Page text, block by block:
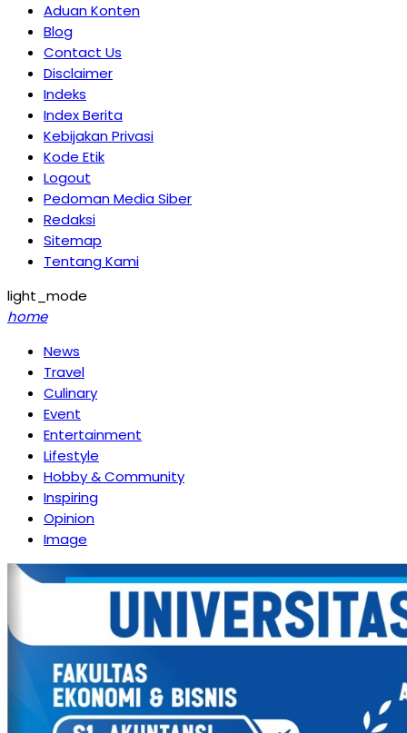
Aduan Konten
Blog
Contact Us
Disclaimer
Indeks
Index Berita
Kebijakan Privasi
Kode Etik
Logout
Pedoman Media Siber
Redaksi
Sitemap
Tentang Kami
light_mode
home
News
Travel
Culinary
Event
Entertainment
Lifestyle
Hobby & Community
Inspiring
Opinion
Image